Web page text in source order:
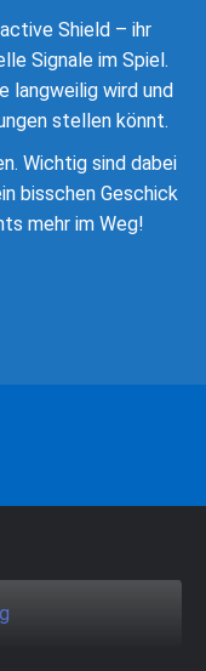
Shield – ihr
Signale im Spiel.
langweilig wird und
stellen könnt.
Wichtig sind dabei
bisschen Geschick
mehr im Weg!